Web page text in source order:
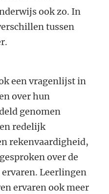
ook zo. In
tussen
een vragenlijst in
over hun
genomen
redelijk
rekenvaardigheid,
over de
Leerlingen
ervaren ook meer